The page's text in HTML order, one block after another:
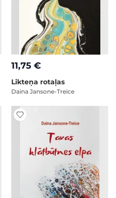
11,75 €
Likteņa rotaļas
Daina Jansone-Treice